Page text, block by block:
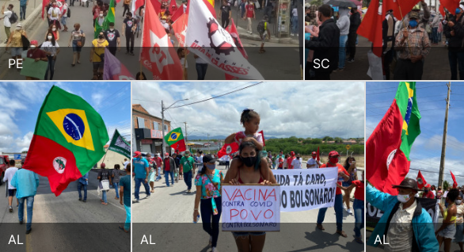
PE SC
AL AL AL